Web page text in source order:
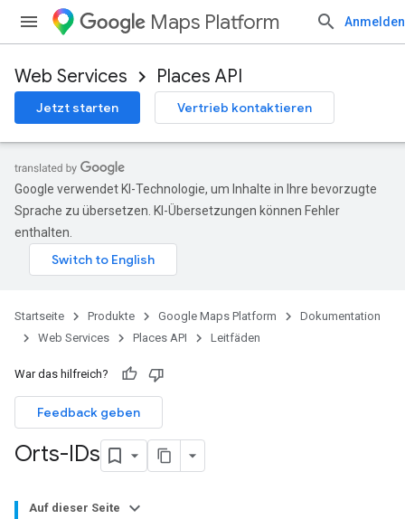
Maps Platform Anmelden
Web Services Places API
Jetzt starten Vertrieb kontaktieren
Google verwendet KI-Technologie, um Inhalte in Ihre bevorzugte
Sprache zu übersetzen. KI-Übersetzungen können Fehler
enthalten.
Startseite Produkte Google Maps Platform
Dokumentation
Web Services
Places API Leitfäden
War das hilfreich?
Feedback geben
Orts-IDs
Auf dieser Seite